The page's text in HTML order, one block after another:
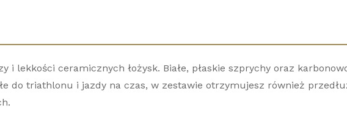
i lekkości ceramicznych łożysk. Białe, płaskie szprychy oraz
do triathlonu i jazdy na czas, w zestawie otrzymujesz również